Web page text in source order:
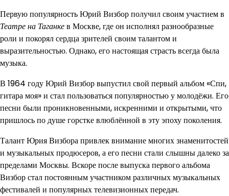
Первую популярность Юрий Визбор получил своим участием в
Театре на Таганкев Москве, где он исполнял разнообразные
роли и покорял сердца зрителей своим талантом и
выразительностью. Однако, его настоящая страсть всегда была
музыка.
В 1964 году Юрий Визбор выпустил свой первый альбом «Спи,
гитара моя» и стал пользоваться популярностью у молодёжи. Его
песни были проникновенными, искренними и открытыми, что
пришлось по душе горстке влюблённой в эту эпоху поколения.
Талант Юрия Визбора привлек внимание многих знаменитостей
и музыкальных продюсеров, а его песни стали слышны далеко за
пределами Москвы. Вскоре после выпуска первого альбома
Визбор стал постоянным участником различных музыкальных
фестивалей и популярных телевизионных передач.